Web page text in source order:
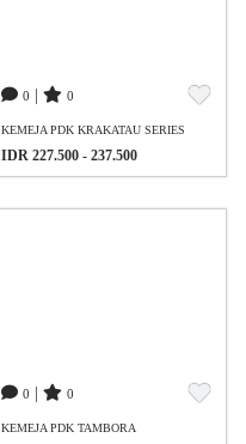
0 0
KEMEJA PDK KRAKATAU SERIES
IDR 227.500 - 237.500
0 0
KEMEJA PDK TAMBORA